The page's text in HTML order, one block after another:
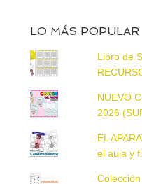
LO MÁS POPULAR
Libro de
NUEVO
2026
EL
el aula y